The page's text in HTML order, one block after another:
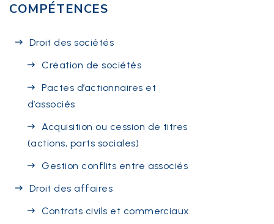
COMPÉTENCES
Droit des sociétés
Création de sociétés
Pactes d’actionnaires et
d’associés
Acquisition ou cession de titres
(actions, parts sociales)
Gestion conflits entre associés
Droit des affaires
Contrats civils et commerciaux